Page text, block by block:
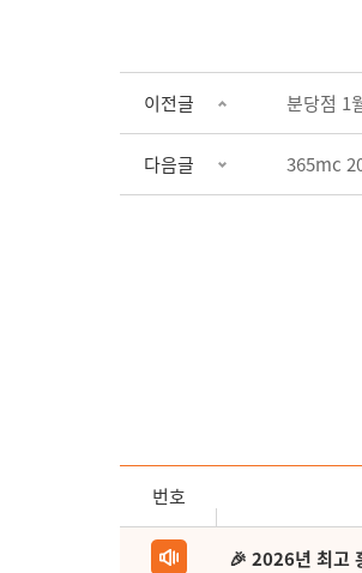
이전글 분당점 1
다음글 365mc
번호
🎉 2026년 최고